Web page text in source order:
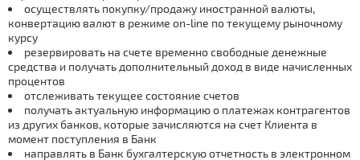
осуществлять покупку/продажу иностранной валюты,
конвертацию валют в режиме on-line по текущему рыночному
курсу
резервировать на счете временно свободные денежные
средства и получать дополнительный доход в виде начисленных
процентов
отслеживать текущее состояние счетов
получать актуальную информацию о платежах контрагентов
из других банков, которые зачисляются на счет Клиента в
момент поступления в Банк
направлять в Банк бухгалтерскую отчетность в электронном